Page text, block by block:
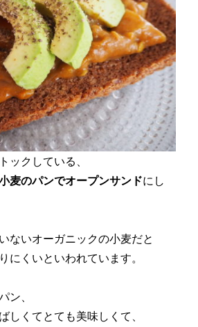
ックしている、
麦のパンでオープンサンドにし
ないオーガニックの小麦だと
にくいといわれています。
ン、
しくてとても美味しくて、